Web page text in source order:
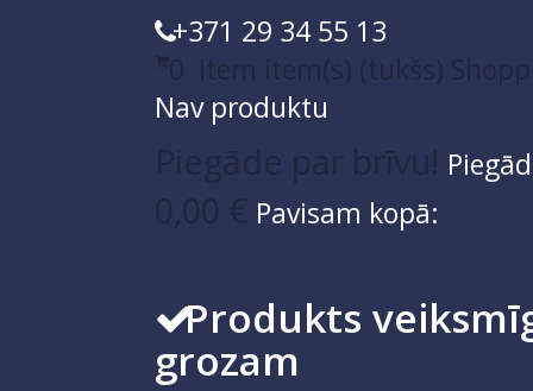
+371 29 34 55 13
0
item item(s) (tukšs)
Nav produktu
Piegāde par brīvu!
0,00 € Pavisam kopā:
Produkts
grozam